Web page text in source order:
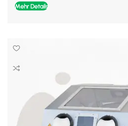
Mehr Details